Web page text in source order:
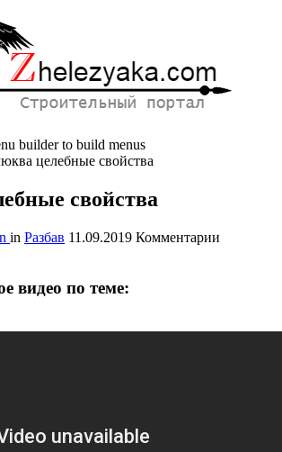
builder to build menus
целебные свойства
свойства
in Разбав 11.09.2019 Комментарии
видео по теме: